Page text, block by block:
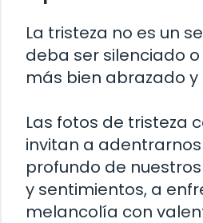
La tristeza no es un
deba ser silenciado
más bien abrazado
Las fotos de tristeza
invitan a
profundo de
y sentimientos, a
melancolía con